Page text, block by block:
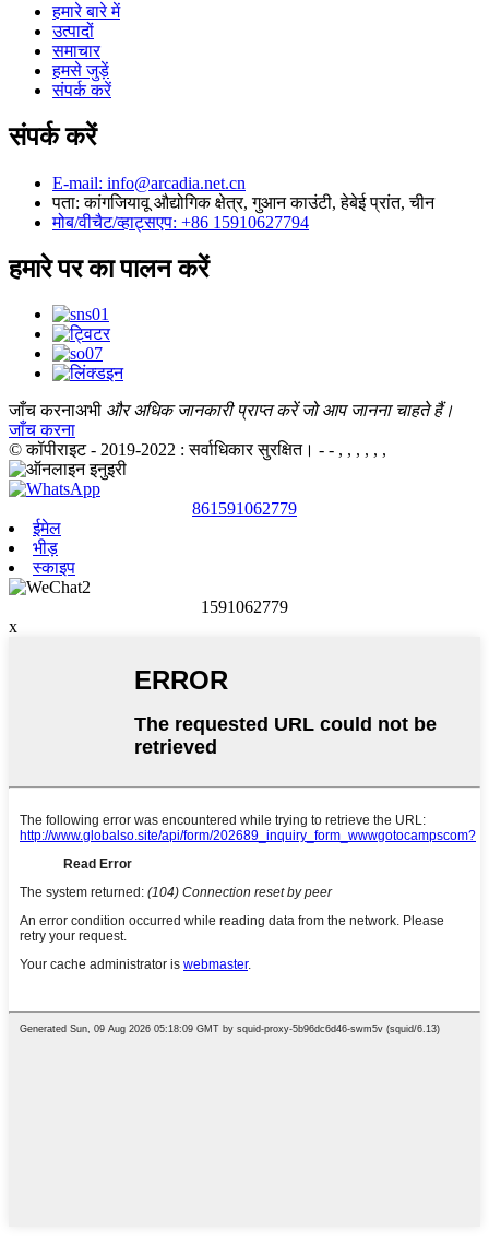
हमारे बारे में
उत्पादों
समाचार
हमसे जुड़ें
संपर्क करें
संपर्क करें
E-mail: info@arcadia.net.cn
पता: कांगजियावू औद्योगिक क्षेत्र, गुआन काउंटी, हेबेई प्रांत, चीन
मोब/वीचैट/व्हाट्सएप: +86 15910627794
हमारे पर का पालन करें
जाँच करनाअभी और अधिक जानकारी प्राप्त करें जो आप जानना चाहते हैं।
जाँच करना
© कॉपीराइट - 2019-2022 : सर्वाधिकार सुरक्षित। - - , , , , , ,
861591062779
ईमेल
भीड़
स्काइप
1591062779
x